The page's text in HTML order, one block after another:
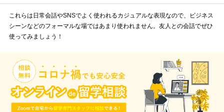
これらは日常会話やSNSでよく使われるカジュアルな表現なので、ビジネス
シーンなどのフォーマルな場ではあまり使われません。友人との会話でぜひ
使ってみましょう！